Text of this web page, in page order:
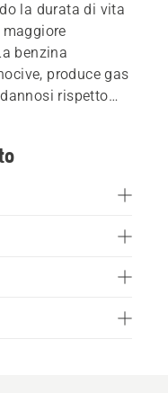
la durata di vita
benzina
produce gas
rispetto
aromatici,